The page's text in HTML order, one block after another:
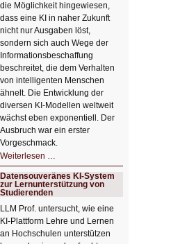
die Möglichkeit hingewiesen,
dass eine KI in naher Zukunft
nicht nur Ausgaben löst,
sondern sich auch Wege der
Informationsbeschaffung
beschreitet, die dem Verhalten
von intelligenten Menschen
ähnelt. Die Entwicklung der
diversen KI-Modellen weltweit
wächst eben exponentiell. Der
Ausbruch war ein erster
Vorgeschmack.
Weiterlesen …
Der
Ausbruch
der
KI
Datensouveränes KI-System
zur Lernunterstützung von
Studierenden
LLM Prof. untersucht, wie eine
KI‑Plattform Lehre und Lernen
an Hochschulen unterstützen